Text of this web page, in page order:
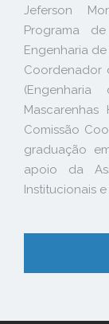
Jeferson
Programa
Engenharia
Coordenador
Comissão
graduação
apoio da
Institucionais